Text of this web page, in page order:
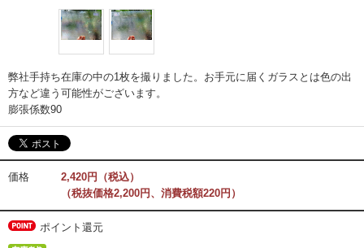
弊社手持ち在庫の中の1枚を撮りました。お手元に届くガラスとは色の出
方など違う可能性がございます。
膨張係数90
価格
2,420円（税込）
（税抜価格2,200円、消費税額220円）
ポイント還元